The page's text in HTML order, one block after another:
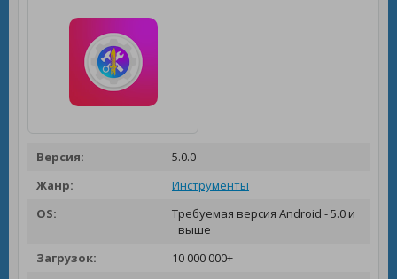
Версия:
5.0.0
Жанр:
Инструменты
OS:
Требуемая версия Android - 5.0 и
выше
Загрузок:
10 000 000+